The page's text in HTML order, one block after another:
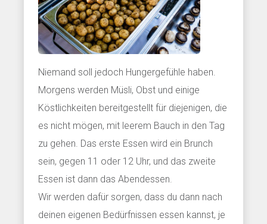
Niemand soll jedoch Hungergefühle haben.
Morgens werden Müsli, Obst und einige
Köstlichkeiten bereitgestellt für diejenigen, die
es nicht mögen, mit leerem Bauch in den Tag
zu gehen. Das erste Essen wird ein Brunch
sein, gegen 11 oder 12 Uhr, und das zweite
Essen ist dann das Abendessen.
Wir werden dafür sorgen, dass du dann nach
deinen eigenen Bedürfnissen essen kannst, je